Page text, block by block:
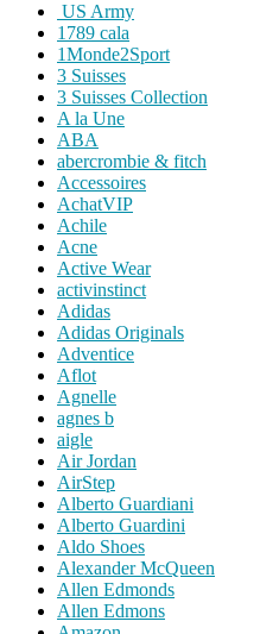
US Army
1789 cala
1Monde2Sport
3 Suisses
3 Suisses Collection
A la Une
ABA
abercrombie & fitch
Accessoires
AchatVIP
Achile
Acne
Active Wear
activinstinct
Adidas
Adidas Originals
Adventice
Aflot
Agnelle
agnes b
aigle
Air Jordan
AirStep
Alberto Guardiani
Alberto Guardini
Aldo Shoes
Alexander McQueen
Allen Edmonds
Allen Edmons